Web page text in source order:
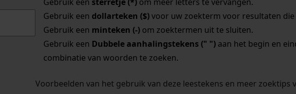
Gebruik een dollarteken ($)voor uw zoekterm voor resultaten die
Gebruik een minteken (-)om zoektermen uit te sluiten.
Gebruik een Dubbele aanhalingstekens (" ")aan het begin en
combinatie van woorden te zoeken.
Voorbeelden van het gebruik van deze leestekens en meer zoektips